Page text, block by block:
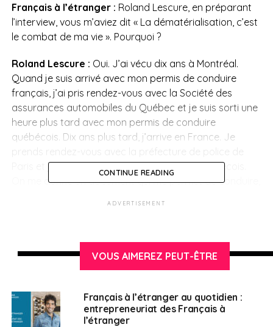
Français à l’étranger : Roland Lescure, en préparant
l’interview, vous m’aviez dit « La dématérialisation, c’est
le combat de ma vie ». Pourquoi ?
Roland Lescure : Oui. J’ai vécu dix ans à Montréal.
Quand je suis arrivé avec mon permis de conduire
français, j’ai pris rendez-vous avec la Société des
assurances automobiles du Québec et je suis sorti une
heure plus tard avec mon permis de conduire
québécois. Dix ans plus tard, j’arrive en France. Je
Paris et je rends mon permis de conduire québécois.
On me donne un document qui me permet de conduire,
toutes les démarches administratives notamment les
enjeux relatifs aux passeports. Ayant vécu ces petites
difficultés administratives à Montréal, maintenant que
porter ce combat pour les aider à simplifier leur vie
quotidienne.
CONTINUE READING
ADVERTISEMENT
VOUS AIMEREZ PEUT-ÊTRE
Français à l’étranger au quotidien :
entrepreneuriat des Français à
l’étranger